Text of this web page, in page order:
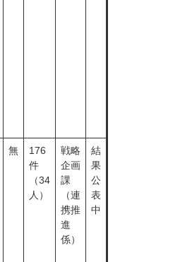
無
176
件
（34
人）
戦略
企画
課
（連
携推
進
係）
結
果
公
表
中